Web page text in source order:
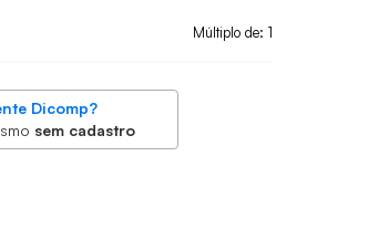
Múltiplo de: 1
Dicomp?
sem cadastro